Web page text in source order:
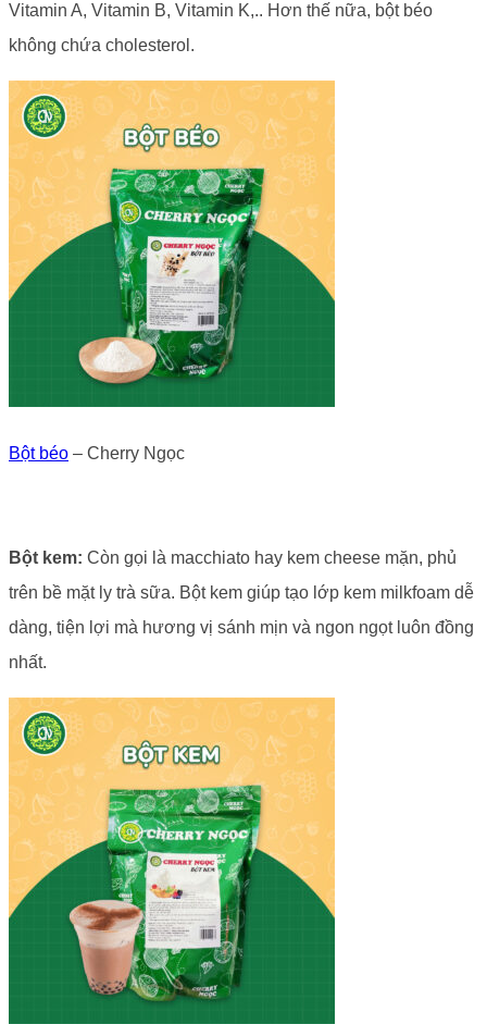
Vitamin A, Vitamin B, Vitamin K,.. Hơn thế nữa, bột béo
không chứa cholesterol.
Bột béo – Cherry Ngọc
Bột kem: Còn gọi là macchiato hay kem cheese mặn, phủ
trên bề mặt ly trà sữa. Bột kem giúp tạo lớp kem milkfoam dễ
dàng, tiện lợi mà hương vị sánh mịn và ngon ngọt luôn đồng
nhất.